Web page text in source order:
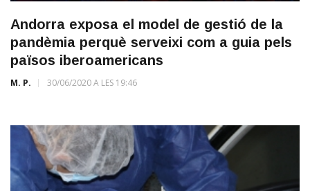
Andorra exposa el model de gestió de la
pandèmia perquè serveixi com a guia pels
països iberoamericans
M. P. 30/06/2020 A LES 19:46